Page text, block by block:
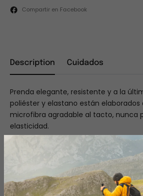
Compartir en Facebook
Description Cuidados
Prenda elegante, resistente y a la
poliéster y elastano están elaborados
microfibra agradable al tacto, nunca
elasticidad.
• 82% poliéster, 18% elastano
• Peso del tejido: 224 g/m² (6.61 oz/
• Tela elástica en cuatro direcciones